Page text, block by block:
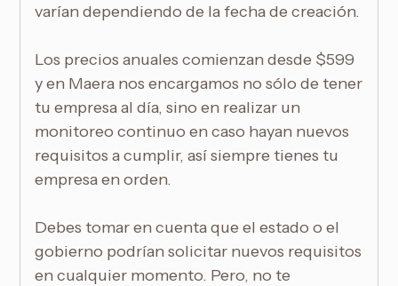
varían dependiendo de la fecha de creación.
Los precios anuales comienzan desde $599
y en Maera nos encargamos no sólo de tener
tu empresa al día, sino en realizar un
monitoreo continuo en caso hayan nuevos
requisitos a cumplir, así siempre tienes tu
empresa en orden.
Debes tomar en cuenta que el estado o el
gobierno podrían solicitar nuevos requisitos
en cualquier momento. Pero, no te